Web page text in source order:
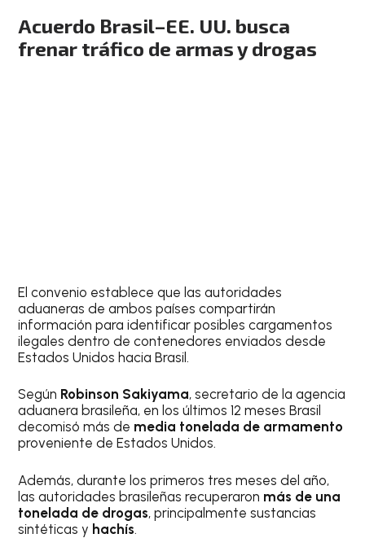
Acuerdo Brasil–EE. UU. busca
frenar tráfico de armas y drogas
El convenio establece que las autoridades
aduaneras de ambos países compartirán
información para identificar posibles cargamentos
ilegales dentro de contenedores enviados desde
Estados Unidos hacia Brasil.
Según Robinson Sakiyama, secretario de la agencia
aduanera brasileña, en los últimos 12 meses Brasil
decomisó más de media tonelada de armamento
proveniente de Estados Unidos.
Además, durante los primeros tres meses del año,
las autoridades brasileñas recuperaron más de una
tonelada de drogas, principalmente sustancias
sintéticas y hachís.